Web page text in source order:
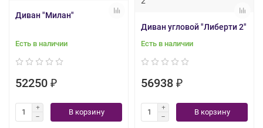
Диван "Милан"
Есть в наличии
52250 ₽
В корзину
Диван угловой "Либерти 2"
Есть в наличии
56938 ₽
В корзину